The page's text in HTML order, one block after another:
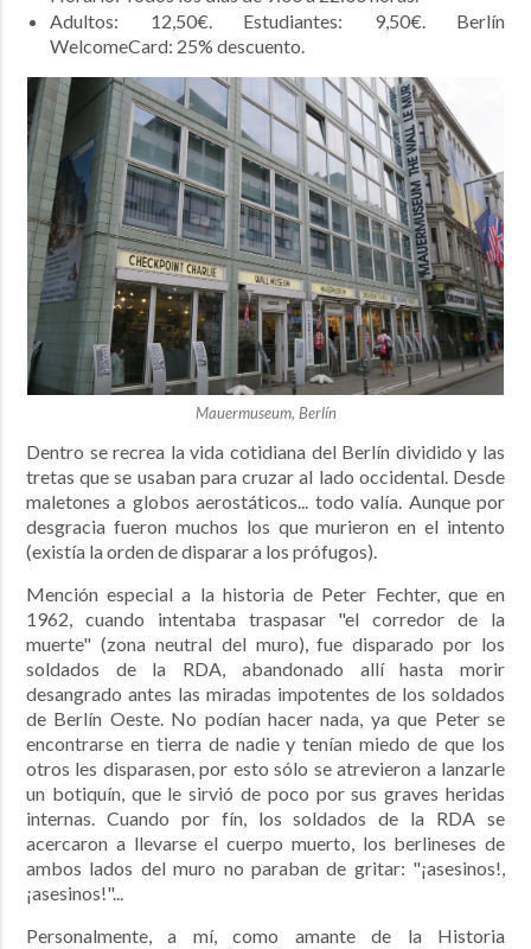
Adultos: 12,50€. Estudiantes: 9,50€. Berlín
WelcomeCard: 25% descuento.
Mauermuseum, Berlín
Dentro se recrea la vida cotidiana del Berlín dividido y las
tretas que se usaban para cruzar al lado occidental. Desde
maletones a globos aerostáticos... todo valía. Aunque por
desgracia fueron muchos los que murieron en el intento
(existía la orden de disparar a los prófugos).
Mención especial a la historia de Peter Fechter, que en
1962, cuando intentaba traspasar "el corredor de la
muerte" (zona neutral del muro), fue disparado por los
soldados de la RDA, abandonado allí hasta morir
desangrado antes las miradas impotentes de los soldados
de Berlín Oeste. No podían hacer nada, ya que Peter se
encontrarse en tierra de nadie y tenían miedo de que los
otros les disparasen, por esto sólo se atrevieron a lanzarle
un botiquín, que le sirvió de poco por sus graves heridas
internas. Cuando por fín, los soldados de la RDA se
acercaron a llevarse el cuerpo muerto, los berlineses de
ambos lados del muro no paraban de gritar: "¡asesinos!,
¡asesinos!"...
Personalmente, a mí, como amante de la Historia